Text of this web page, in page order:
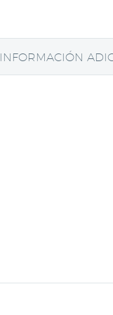
INFORMACIÓN